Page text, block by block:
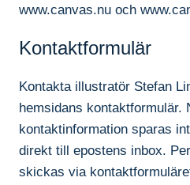
www.canvas.nu och
Kontaktformulär
Kontakta illustratör Stefan
hemsidans kontaktformulär.
kontaktinformation sparas
direkt till epostens inbox.
skickas via